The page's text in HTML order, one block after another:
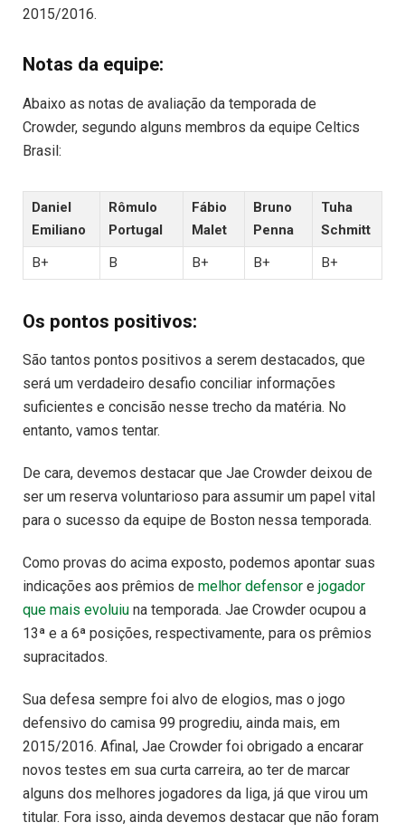
2015/2016.
Notas da equipe:
Abaixo as notas de avaliação da temporada de
Crowder, segundo alguns membros da equipe Celtics
Brasil:
Daniel
Emiliano
Rômulo
Portugal
Fábio
Malet
Bruno
Penna
Tuha
Schmitt
B+
B B+ B+ B+
Os pontos positivos:
São tantos pontos positivos a serem destacados, que
será um verdadeiro desafio conciliar informações
suficientes e concisão nesse trecho da matéria. No
entanto, vamos tentar.
De cara, devemos destacar que Jae Crowder deixou de
ser um reserva voluntarioso para assumir um papel vital
para o sucesso da equipe de Boston nessa temporada.
Como provas do acima exposto, podemos apontar suas
indicações aos prêmios de melhor defensor e jogador
que mais evoluiu na temporada. Jae Crowder ocupou a
13ª e a 6ª posições, respectivamente, para os prêmios
supracitados.
Sua defesa sempre foi alvo de elogios, mas o jogo
defensivo do camisa 99 progrediu, ainda mais, em
2015/2016. Afinal, Jae Crowder foi obrigado a encarar
novos testes em sua curta carreira, ao ter de marcar
alguns dos melhores jogadores da liga, já que virou um
titular. Fora isso, ainda devemos destacar que não foram